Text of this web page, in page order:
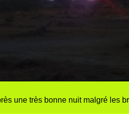
une très bonne nuit malgré les